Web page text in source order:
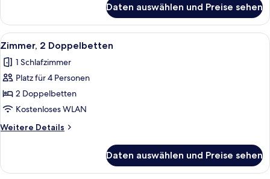
anzeigen
1
Queen-
Bett,
rollstuhlgeeignete
Dusche
Daten auswählen und Preise sehen
Alle
Fotos
für
Zimmer,
2 Doppelbetten
anzeigen
Ein Hotelzimmer mit einem großen
5
Zimmer, 2 Doppelbetten
1 Schlafzimmer
Platz für 4 Personen
2 Doppelbetten
Kostenloses WLAN
Weitere Details
Weitere
2 Doppelbetten
Daten auswählen und Preise sehen